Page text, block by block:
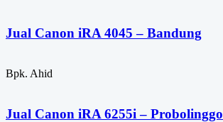
Jual Canon iRA 4045 – Bandung
Bpk. Ahid
Jual Canon iRA 6255i – Probolinggo